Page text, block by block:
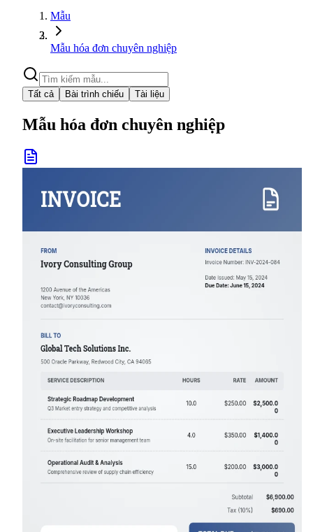
Mẫu
Mẫu hóa đơn chuyên nghiệp
Tất cả Bài trình chiếu Tài liệu
Mẫu hóa đơn chuyên nghiệp